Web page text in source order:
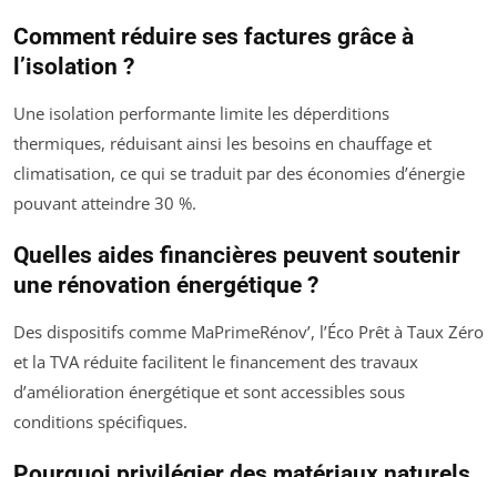
Comment réduire ses factures grâce à
l’isolation ?
Une isolation performante limite les déperditions
thermiques, réduisant ainsi les besoins en chauffage et
climatisation, ce qui se traduit par des économies d’énergie
pouvant atteindre 30 %.
Quelles aides financières peuvent soutenir
une rénovation énergétique ?
Des dispositifs comme MaPrimeRénov’, l’Éco Prêt à Taux Zéro
et la TVA réduite facilitent le financement des travaux
d’amélioration énergétique et sont accessibles sous
conditions spécifiques.